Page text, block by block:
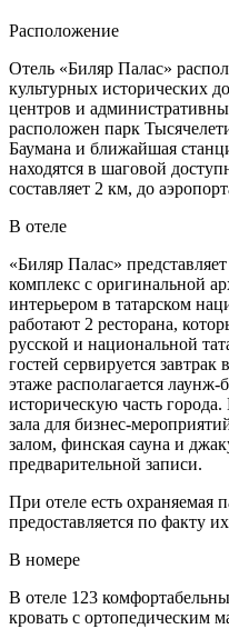
Расположение
Отель «Биляр Палас»
культурных исторических
центров и
расположен парк
Баумана и ближайшая
находятся в шаговой
составляет 2 км, до
В отеле
«Биляр Палас»
комплекс с оригинальной
интерьером в татарском
работают 2 ресторана,
русской и национальной
гостей сервируется
этаже располагается
историческую часть
зала для бизнес-
залом, финская сауна и
предварительной записи.
При отеле есть охраняемая
предоставляется по факту
В номере
В отеле 123
кровать с ортопедическим